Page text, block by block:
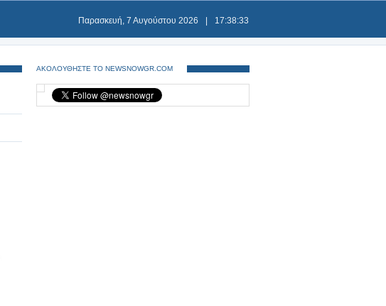
Παρασκευή, 7 Αυγούστου 2026 17:38:33
ΑΚΟΛΟΥΘΗΣΤΕ ΤΟ NEWSNOWGR.COM